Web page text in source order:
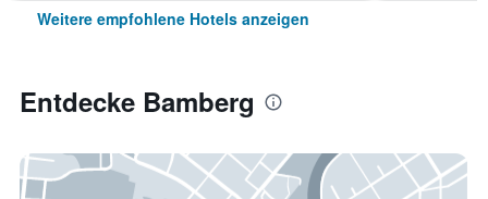
Weitere empfohlene Hotels anzeigen
Entdecke Bamberg